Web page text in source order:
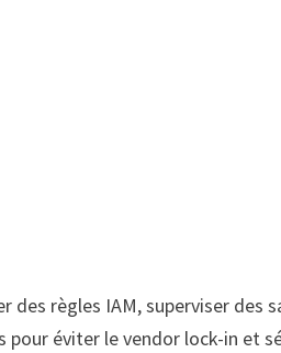
règles IAM, superviser des
éviter le vendor lock-in et